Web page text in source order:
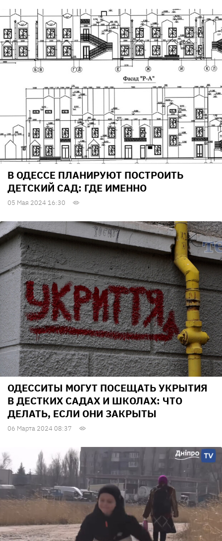
В ОДЕССЕ ПЛАНИРУЮТ ПОСТРОИТЬ
ДЕТСКИЙ САД: ГДЕ ИМЕННО
05 Мая 2024 16:30
ОДЕССИТЫ МОГУТ ПОСЕЩАТЬ УКРЫТИЯ
В ДЕСТКИХ САДАХ И ШКОЛАХ: ЧТО
ДЕЛАТЬ, ЕСЛИ ОНИ ЗАКРЫТЫ
06 Марта 2024 08:37